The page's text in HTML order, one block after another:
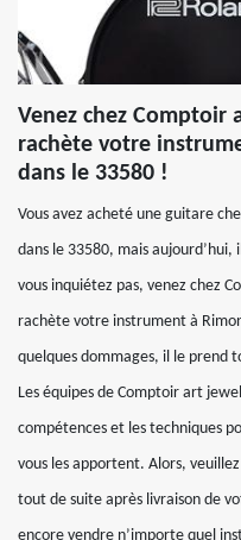
Venez chez Comptoir
rachète votre
dans le 33580 !
Vous avez acheté une guitare
dans le 33580, mais aujourd’hui,
vous inquiétez pas, venez chez
rachète votre instrument à
quelques dommages, il le prend
Les équipes de Comptoir art
compétences et les techniques
vous les apportent. Alors,
tout de suite après livraison de
encore vendre n’importe quel